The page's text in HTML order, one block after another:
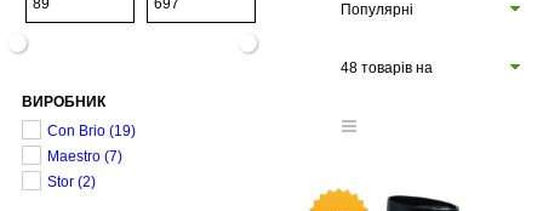
ВИРОБНИК
Con Brio (19)
Maestro (7)
Stor (2)
Популярні
48 товарів на